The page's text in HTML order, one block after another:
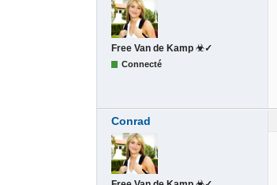
Free Van de Kamp ☣✓
Connecté
Conrad